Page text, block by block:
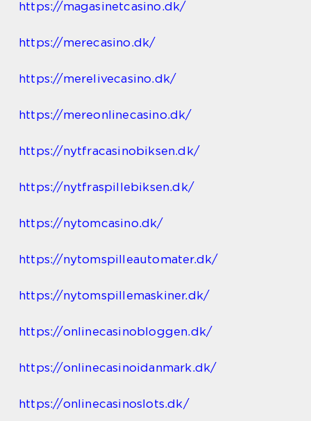
https://magasinetcasino.dk/
https://merecasino.dk/
https://merelivecasino.dk/
https://mereonlinecasino.dk/
https://nytfracasinobiksen.dk/
https://nytfraspillebiksen.dk/
https://nytomcasino.dk/
https://nytomspilleautomater.dk/
https://nytomspillemaskiner.dk/
https://onlinecasinobloggen.dk/
https://onlinecasinoidanmark.dk/
https://onlinecasinoslots.dk/